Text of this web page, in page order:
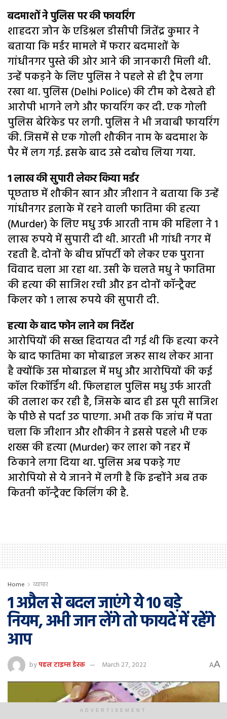
बदमाशों ने पुलिस पर की फायरिंग
शाहदरा जोन के एडिश्नल डीसीपी जितेंद्र कुमार ने
बताया कि मर्डर मामले में फरार बदमाशों के
गांधीनगर पुस्ते की ओर आने की जानकारी मिली थी.
उन्हें पकड़ने के लिए पुलिस ने पहले से ही ट्रैप लगा
रखा था. पुलिस (Delhi Police) की टीम को देखते ही
आरोपी भागने लगे और फायरिंग कर दी. एक गोली
पुलिस बेरिकेड पर लगी. पुलिस ने भी जवाबी फायरिंग
की. जिसमें से एक गोली शौकीन नाम के बदमाश के
पैर में लग गई. इसके बाद उसे दबोच लिया गया.
1 लाख की सुपारी लेकर किया मर्डर
पूछताछ में शौकीन खान और जीशान ने बताया कि उन्हें
गांधीनगर इलाके में रहने वाली फातिमा की हत्या
(Murder) के लिए मधु उर्फ आरती नाम की महिला ने 1
लाख रुपये में सुपारी दी थी. आरती भी गांधी नगर में
रहती है. दोनों के बीच प्रॉपर्टी को लेकर एक पुराना
विवाद चला आ रहा था. उसी के चलते मधु ने फातिमा
की हत्या की साजिश रची और इन दोनों कॉन्ट्रैक्ट
किलर को 1 लाख रुपये की सुपारी दी.
हत्या के बाद फोन लाने का निर्देश
आरोपियों की सख्त हिदायत दी गई थी कि हत्या करने
के बाद फातिमा का मोबाइल जरूर साथ लेकर आना
है क्योंकि उस मोबाइल में मधु और आरोपियों की कई
कॉल रिकॉर्डिंग थी. फिलहाल पुलिस मधु उर्फ आरती
की तलाश कर रही है, जिसके बाद ही इस पूरी साजिश
के पीछे से पर्दा उठ पाएगा. अभी तक कि जांच में पता
चला कि जीशान और शौकीन ने इससे पहले भी एक
शख्स की हत्या (Murder) कर लाश को नहर में
ठिकाने लगा दिया था. पुलिस अब पकड़े गए
आरोपियो से ये जानने में लगी है कि इन्होंने अब तक
कितनी कॉन्ट्रैक्ट किलिंग की है.
Home व्यापार
1 अप्रैल से बदल जाएंगे ये 10 बड़े
नियम, अभी जान लेंगे तो फायदे में रहेंगे
आप
byपहल टाइम्स डेस्क March 27, 2022 AA
ADVERTISEMENT